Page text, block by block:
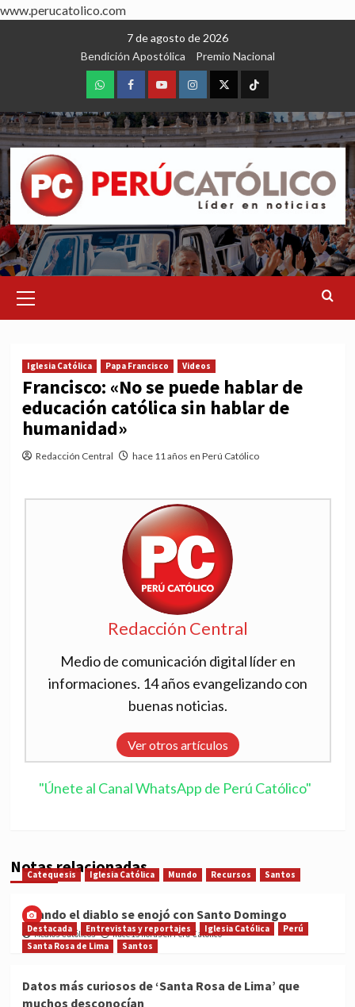
www.perucatolico.com
7 de agosto de 2026
Bendición Apostólica
Premio Nacional
WhatsAppFacebookYoutubeInstagram
X TikTok
Menu
Iglesia Católica Papa Francisco Videos
Francisco: «No se puede hablar de
educación católica sin hablar de
humanidad»
Redacción Central hace 11 años en Perú Católico
Redacción Central
Medio de comunicación digital líder en
informaciones. 14 años evangelizando con
buenas noticias.
Ver otros artículos
"Únete al Canal WhatsApp de Perú Católico"
Notas relacionadas
Catequesis Iglesia Católica Mundo Recursos Santos
Cuando el diablo se enojó con Santo Domingo
Medios Católicos hace 15 horas en Perú Católico
Destacada Entrevistas y reportajes Iglesia Católica
Perú
Santa Rosa de Lima
Santos
Datos más curiosos de ‘Santa Rosa de Lima’ que
muchos desconocían